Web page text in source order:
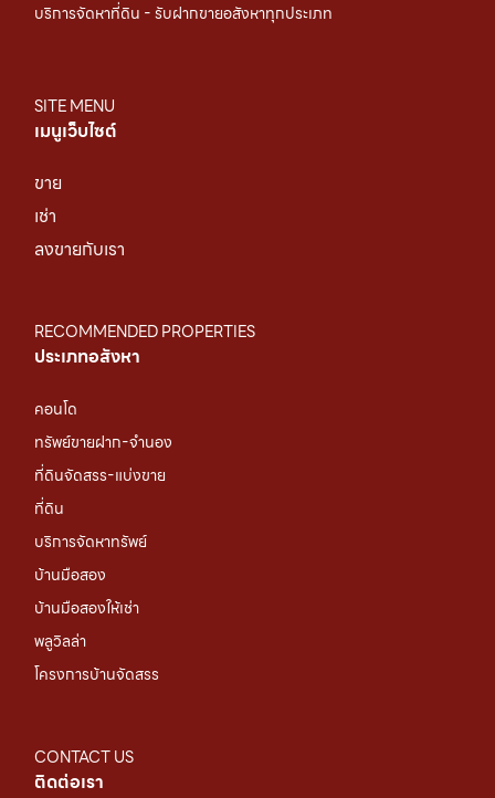
บริการจัดหาที่ดิน - รับฝากขายอสังหาทุกประเภท
SITE MENU
เมนูเว็บไซต์
ขาย
เช่า
ลงขายกับเรา
RECOMMENDED PROPERTIES
ประเภทอสังหา
คอนโด
ทรัพย์ขายฝาก-จำนอง
ที่ดินจัดสรร-แบ่งขาย
ที่ดิน
บริการจัดหาทรัพย์
บ้านมือสอง
บ้านมือสองให้เช่า
พลูวิลล่า
โครงการบ้านจัดสรร
CONTACT US
ติดต่อเรา